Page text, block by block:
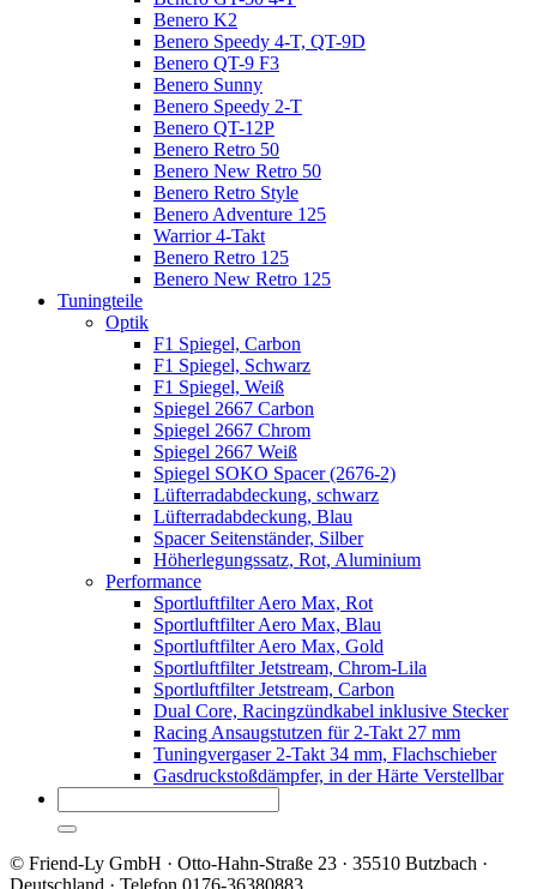
Benero K2
Benero Speedy 4-T, QT-9D
Benero QT-9 F3
Benero Sunny
Benero Speedy 2-T
Benero QT-12P
Benero Retro 50
Benero New Retro 50
Benero Retro Style
Benero Adventure 125
Warrior 4-Takt
Benero Retro 125
Benero New Retro 125
Tuningteile
Optik
F1 Spiegel, Carbon
F1 Spiegel, Schwarz
F1 Spiegel, Weiß
Spiegel 2667 Carbon
Spiegel 2667 Chrom
Spiegel 2667 Weiß
Spiegel SOKO Spacer (2676-2)
Lüfterradabdeckung, schwarz
Lüfterradabdeckung, Blau
Spacer Seitenständer, Silber
Höherlegungssatz, Rot, Aluminium
Performance
Sportluftfilter Aero Max, Rot
Sportluftfilter Aero Max, Blau
Sportluftfilter Aero Max, Gold
Sportluftfilter Jetstream, Chrom-Lila
Sportluftfilter Jetstream, Carbon
Dual Core, Racingzündkabel inklusive Stecker
Racing Ansaugstutzen für 2-Takt 27 mm
Tuningvergaser 2-Takt 34 mm, Flachschieber
Gasdruckstoßdämpfer, in der Härte Verstellbar
© Friend-Ly GmbH · Otto-Hahn-Straße 23 · 35510 Butzbach ·